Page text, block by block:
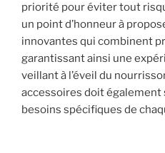
priorité pour éviter tout
un point d’honneur à
innovantes qui combinent
garantissant ainsi une
veillant à l’éveil du
accessoires doit également
besoins spécifiques de